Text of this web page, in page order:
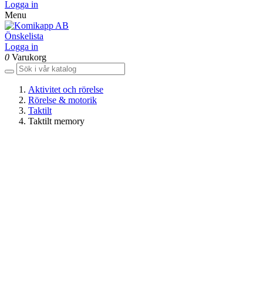
Logga in
Menu
Önskelista
Logga in
0 Varukorg
Aktivitet och rörelse
Rörelse & motorik
Taktilt
Taktilt memory